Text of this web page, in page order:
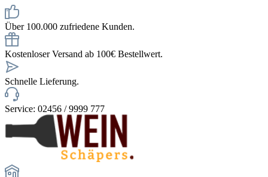
Über 100.000 zufriedene Kunden.
Kostenloser Versand ab 100€ Bestellwert.
Schnelle Lieferung.
Service: 02456 / 9999 777